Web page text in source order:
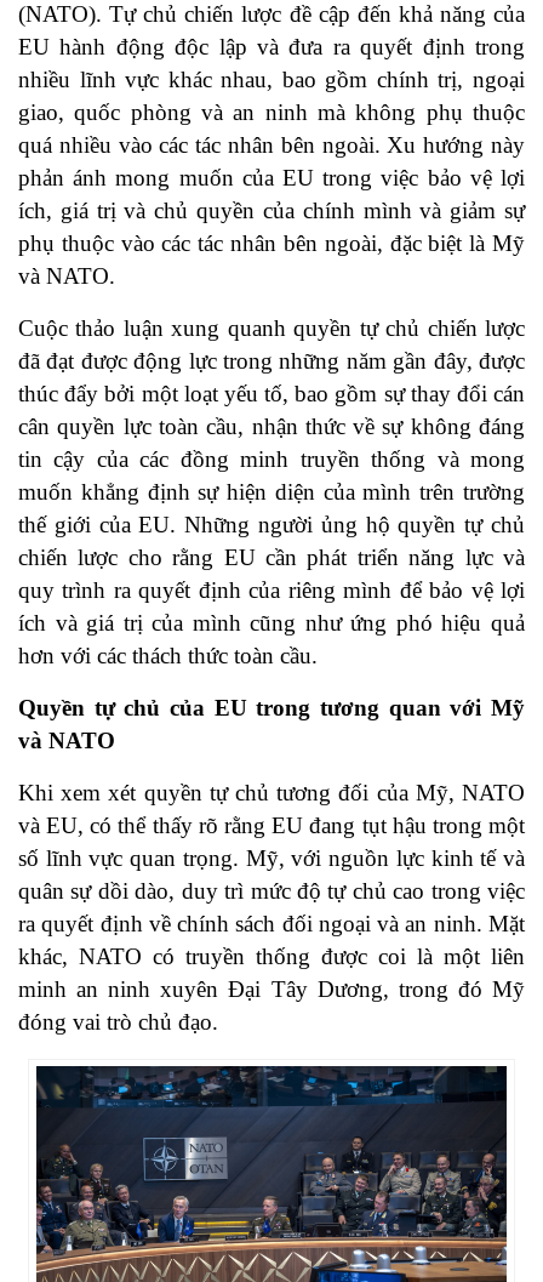
(NATO). Tự chủ chiến lược đề cập đến khả năng của
EU hành động độc lập và đưa ra quyết định trong
nhiều lĩnh vực khác nhau, bao gồm chính trị, ngoại
giao, quốc phòng và an ninh mà không phụ thuộc
quá nhiều vào các tác nhân bên ngoài. Xu hướng này
phản ánh mong muốn của EU trong việc bảo vệ lợi
ích, giá trị và chủ quyền của chính mình và giảm sự
phụ thuộc vào các tác nhân bên ngoài, đặc biệt là Mỹ
và NATO.
Cuộc thảo luận xung quanh quyền tự chủ chiến lược
đã đạt được động lực trong những năm gần đây, được
thúc đẩy bởi một loạt yếu tố, bao gồm sự thay đổi cán
cân quyền lực toàn cầu, nhận thức về sự không đáng
tin cậy của các đồng minh truyền thống và mong
muốn khẳng định sự hiện diện của mình trên trường
thế giới của EU. Những người ủng hộ quyền tự chủ
chiến lược cho rằng EU cần phát triển năng lực và
quy trình ra quyết định của riêng mình để bảo vệ lợi
ích và giá trị của mình cũng như ứng phó hiệu quả
hơn với các thách thức toàn cầu.
Quyền tự chủ của EU trong tương quan với Mỹ
và NATO
Khi xem xét quyền tự chủ tương đối của Mỹ, NATO
và EU, có thể thấy rõ rằng EU đang tụt hậu trong một
số lĩnh vực quan trọng. Mỹ, với nguồn lực kinh tế và
quân sự dồi dào, duy trì mức độ tự chủ cao trong việc
ra quyết định về chính sách đối ngoại và an ninh. Mặt
khác, NATO có truyền thống được coi là một liên
minh an ninh xuyên Đại Tây Dương, trong đó Mỹ
đóng vai trò chủ đạo.